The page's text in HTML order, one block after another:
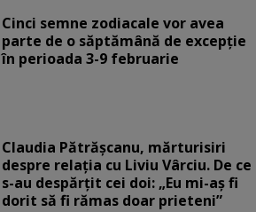
Cinci semne zodiacale vor avea
parte de o săptămână de excepție
în perioada 3-9 februarie
Claudia Pătrășcanu, mărturisiri
despre relația cu Liviu Vârciu. De ce
s-au despărțit cei doi: „Eu mi-aș fi
dorit să fi rămas doar prieteni”